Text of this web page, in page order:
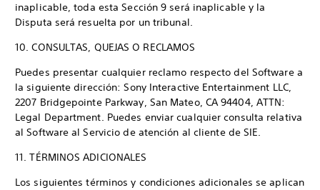
inaplicable, toda esta Sección 9 será inaplicable y la
Disputa será resuelta por un tribunal.
10. CONSULTAS, QUEJAS O RECLAMOS
Puedes presentar cualquier reclamo respecto del Software a
la siguiente dirección: Sony Interactive Entertainment LLC,
2207 Bridgepointe Parkway, San Mateo, CA 94404, ATTN:
Legal Department. Puedes enviar cualquier consulta relativa
al Software al Servicio de atención al cliente de SIE.
11. TÉRMINOS ADICIONALES
Los siguientes términos y condiciones adicionales se aplican